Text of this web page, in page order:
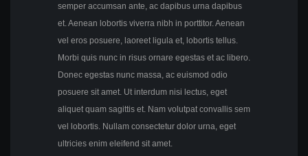
semper accumsan ante, ac dapibus urna dapibus
et. Aenean lobortis viverra nibh in porttitor. Aenean
vel eros posuere, laoreet ligula et, lobortis tellus.
Morbi quis nunc in risus ornare egestas et ac libero.
Donec egestas nunc massa, ac euismod odio
posuere sit amet. Ut interdum nisi lectus, eget
aliquet quam sagittis et. Nam volutpat convallis sem
vel lobortis. Nullam consectetur dolor urna, eget
ultricies enim eleifend sit amet.